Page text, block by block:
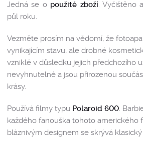
Jedná se o použité zboží. Vyčištěno
půl roku.
Vezměte prosím na vědomí, že
vynikajícím stavu, ale drobné
vzniklé v důsledku jejich předchozího
nevyhnutelné a jsou přirozenou
krásy.
Používá filmy typu Polaroid 600.
každého fanouška tohoto amerického
bláznivým designem se skrývá